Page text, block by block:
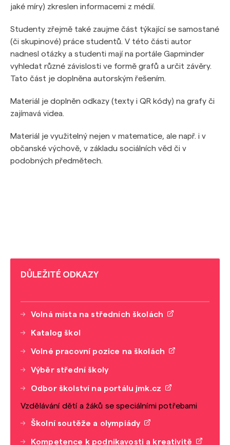
jaké míry) zkreslen informacemi z médií.
Studenty zřejmě také zaujme část týkající se samostané
(či skupinové) práce studentů. V této části autor
nadnesl otázky a studenti mají na portále Gapminder
vyhledat různé závislosti ve formě grafů a určit závěry.
Tato část je doplněna autorským řešením.
Materiál je doplněn odkazy (texty i QR kódy) na grafy či
zajímavá videa.
Materiál je využitelný nejen v matematice, ale např. i v
občanské výchově, v základu sociálních věd či v
podobných předmětech.
DŮLEŽITÉ ODKAZY
Volná místa na středních školách
Katalog škol
Volné pracovní pozice na školách
Výběr střední školy
Odbor školství na portálu jmk.cz
Vzdělávání dětí a žáků se speciálními potřebami
Školní soutěže a olympiády
Kompetence k podnikavosti a kreativitě